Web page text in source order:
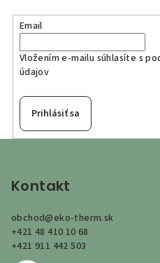
Email
Vložením e-mailu súhlasíte s
údajov
Prihlásiť sa
Kontakt
obchod@eko-therm.sk
+421 48 410 10 68
+421 911 442 503